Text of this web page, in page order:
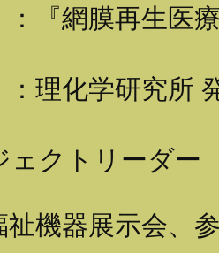
『網膜再生医
理化学研究所
ェクトリーダ
祉機器展示会、